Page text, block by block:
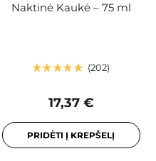
Naktinė Kaukė – 75 ml
202
17,37 €
PRIDĖTI Į KREPŠELĮ